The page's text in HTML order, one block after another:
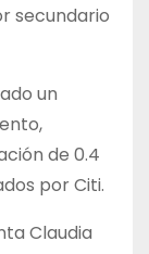
secundario
un
de 0.4
por Citi.
Claudia